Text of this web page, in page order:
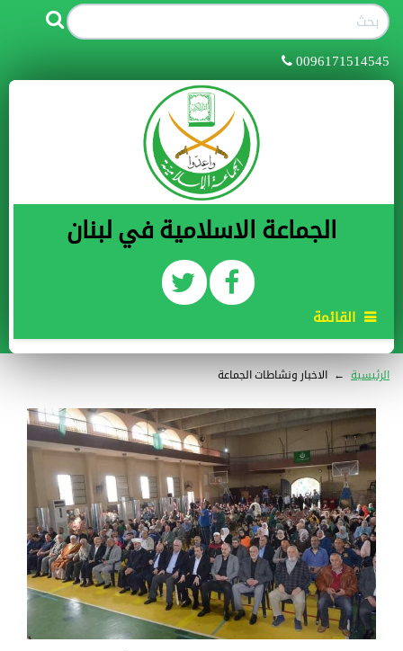
0096171514545
الجماعة الاسلامية في لبنان
القائمة
الرئيسية ← الاخبار ونشاطات الجماعة